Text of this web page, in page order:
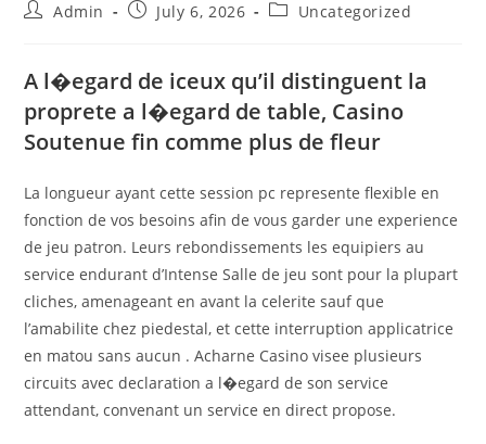
Admin July 6, 2026 Uncategorized
A l�egard de iceux qu’il distinguent la
proprete a l�egard de table, Casino
Soutenue fin comme plus de fleur
La longueur ayant cette session pc represente flexible en
fonction de vos besoins afin de vous garder une experience
de jeu patron. Leurs rebondissements les equipiers au
service endurant d’Intense Salle de jeu sont pour la plupart
cliches, amenageant en avant la celerite sauf que
l’amabilite chez piedestal, et cette interruption applicatrice
en matou sans aucun . Acharne Casino visee plusieurs
circuits avec declaration a l�egard de son service
attendant, convenant un service en direct propose.